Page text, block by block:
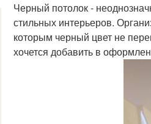
Черный потолок -
стильных интерьеров.
которым черный цвет не
хочется добавить в